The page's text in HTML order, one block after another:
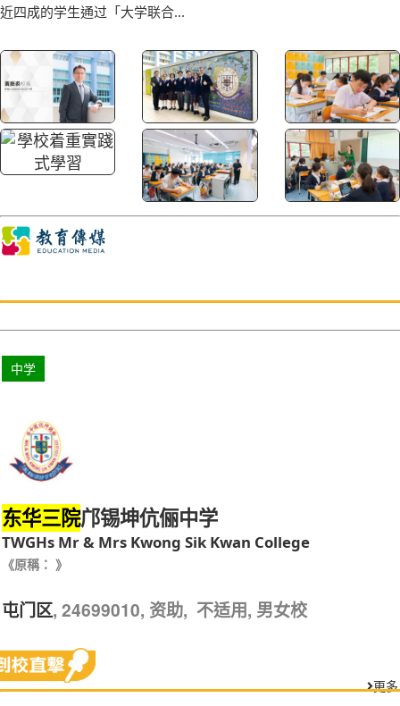
近四成的学生通过「大学联合...
中学
东华三院邝锡坤伉俪中学
TWGHs Mr & Mrs Kwong Sik Kwan College
《原稱： 》
屯门区, 24699010, 资助, 不适用, 男女校
更多